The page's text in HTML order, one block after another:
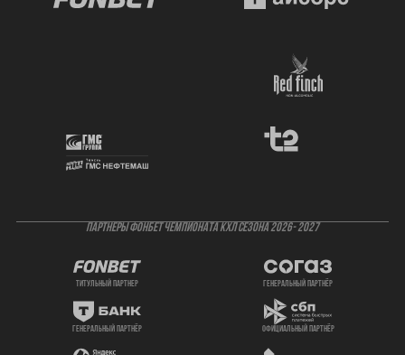
ПАРТНЕРЫ ФОНБЕТ ЧЕМПИОНАТА КХЛ СЕЗОНА 2026- 2027
титульный партнер генеральный партнёр
генеральный партнёр официальный партнёр